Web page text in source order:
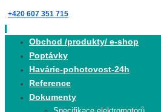
Skip
to
content
+420 607 351 715
Obchod /produkty/ e-shop
Poptávky
Havárie-pohotovost-24h
Reference
Dokumenty